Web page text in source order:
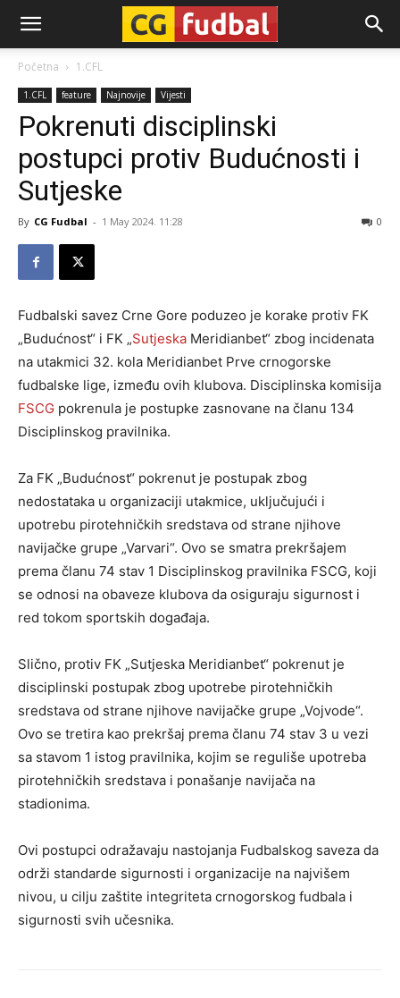
CG-
Fudbal
Početna 1.CFL
1.CFL feature Najnovije Vijesti
Pokrenuti disciplinski
postupci protiv Budućnosti i
Sutjeske
By CG Fudbal - 1 May 2024. 11:28 0
Fudbalski savez Crne Gore poduzeo je korake protiv FK
„Budućnost“ i FK „Sutjeska Meridianbet“ zbog incidenata
na utakmici 32. kola Meridianbet Prve crnogorske
fudbalske lige, između ovih klubova. Disciplinska komisija
FSCG pokrenula je postupke zasnovane na članu 134
Disciplinskog pravilnika.
Za FK „Budućnost“ pokrenut je postupak zbog
nedostataka u organizaciji utakmice, uključujući i
upotrebu pirotehničkih sredstava od strane njihove
navijačke grupe „Varvari“. Ovo se smatra prekršajem
prema članu 74 stav 1 Disciplinskog pravilnika FSCG, koji
se odnosi na obaveze klubova da osiguraju sigurnost i
red tokom sportskih događaja.
Slično, protiv FK „Sutjeska Meridianbet“ pokrenut je
disciplinski postupak zbog upotrebe pirotehničkih
sredstava od strane njihove navijačke grupe „Vojvode“.
Ovo se tretira kao prekršaj prema članu 74 stav 3 u vezi
sa stavom 1 istog pravilnika, kojim se reguliše upotreba
pirotehničkih sredstava i ponašanje navijača na
stadionima.
Ovi postupci odražavaju nastojanja Fudbalskog saveza da
održi standarde sigurnosti i organizacije na najvišem
nivou, u cilju zaštite integriteta crnogorskog fudbala i
sigurnosti svih učesnika.